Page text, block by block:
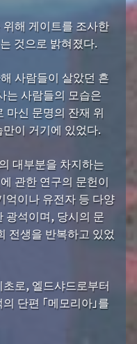
해 게이트를 조사한
것으로 밝혀졌다.
사람들이 살았던 흔
는 사람들의 모습은
마신 문명의 잔재 위
이 거기에 있었다.
대부분을 차지하는
관한 연구의 문헌이
억이나 유전자 등 다양
광석이며, 당시의 문
전생을 반복하고 있었
로, 엘드샤드로부터
단편 「메모리아」를